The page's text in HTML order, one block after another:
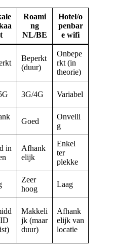
Roami
ng
NL/BE
Hotel/o
penbar
e wifi
Beperkt
(duur)
Onbepe
rkt (in
theorie)
3G/4G Variabel
Goed
Onveili
g
in
Afhank
elijk
Enkel
ter
plekke
Zeer
hoog
Laag
Makkeli
jk (maar
duur)
Afhank
elijk van
locatie